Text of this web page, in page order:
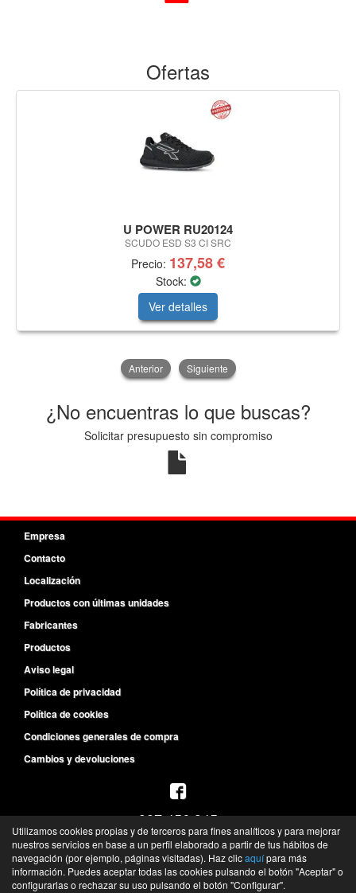
Ofertas
U POWER RU20124
SCUDO ESD S3 CI SRC
Precio: 137,58 €
Stock:
Ver detalles
Anterior Siguiente
¿No encuentras lo que buscas?
Solicitar presupuesto sin compromiso
Empresa
Contacto
Localización
Productos con últimas unidades
Fabricantes
Productos
Aviso legal
Política de privacidad
Política de cookies
Condiciones generales de compra
Cambios y devoluciones
987 456 945
L-V de 8:30h a 14h y de 15:30h a 19:30h
S de 10h a 13h
©Recambios del Primer Equipo- 2026 -Tienda online de recambios de Gira
Utilizamos cookies propias y de terceros para fines analíticos y para mejorar
nuestros servicios en base a un perfil elaborado a partir de tus hábitos de
navegación (por ejemplo, páginas visitadas). Haz clicaquípara más
información. Puedes aceptar todas las cookies pulsando el botón "Aceptar" o
configurarlas o rechazar su uso pulsando el botón "Configurar".